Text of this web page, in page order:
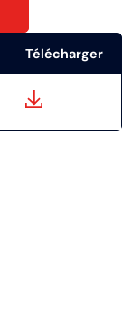
Télécharger